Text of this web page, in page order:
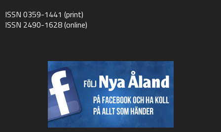
ISSN 0359-1441 (print)
ISSN 2490-1628 (online)